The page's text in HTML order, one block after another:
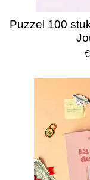
Puzzel 100